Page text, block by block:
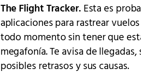
The Flight Tracker. Esta es
aplicaciones para rastrear
todo momento sin tener que
megafonía. Te avisa de
posibles retrasos y sus causas.